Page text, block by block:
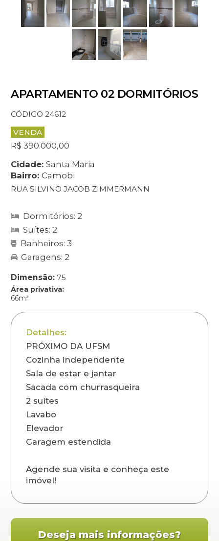
APARTAMENTO 02 DORMITÓRIOS
CÓDIGO 24612
VENDA
R$ 390.000,00
Cidade:Santa Maria
Bairro:Camobi
RUA SILVINO JACOB ZIMMERMANN
Dormitórios: 2
Suítes: 2
Banheiros: 3
Garagens: 2
Dimensão:75
Área privativa:
66m²
Detalhes:
PRÓXIMO DA UFSM
Cozinha independente
Sala de estar e jantar
Sacada com churrasqueira
2 suítes
Lavabo
Elevador
Garagem estendida
Agende sua visita e conheça este
imóvel!
Deseja mais informações?